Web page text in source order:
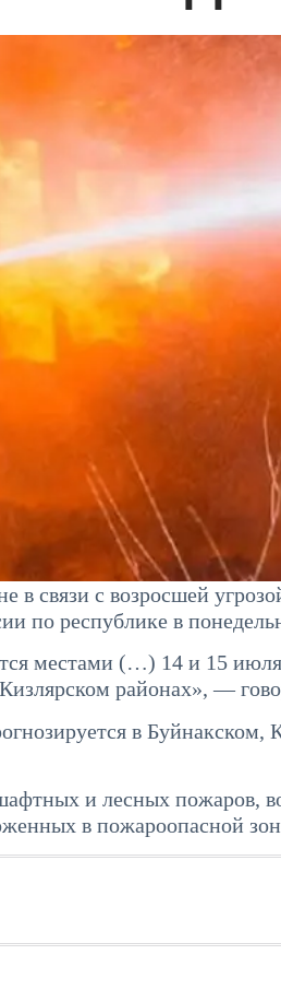
в связи с возросшей
по республике в
местами (…) 14 и 15
районах», —
в Буйнакском,
и лесных пожаров,
в пожароопасной